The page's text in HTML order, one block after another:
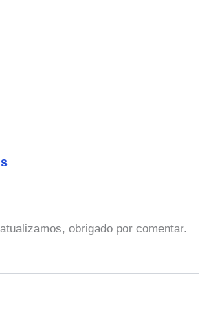
obrigado por comentar.